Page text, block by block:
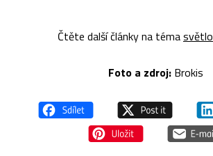
Čtěte další články na témasvětlo
Foto a zdroj:Brokis